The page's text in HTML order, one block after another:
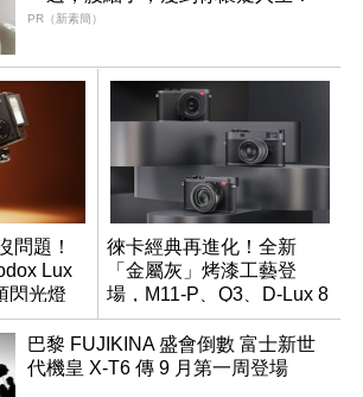
PR（新素簡）
問題！
Lux
閃光燈
徠卡經典再進化！全新
「金屬灰」烤漆工藝登
場，M11-P、Q3、D-Lux 8
領銜換裝
巴黎 FUJIKINA 盛會倒數 富士新世
代機皇 X-T6 傳 9 月第一周登場